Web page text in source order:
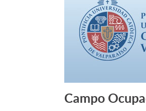
Campo